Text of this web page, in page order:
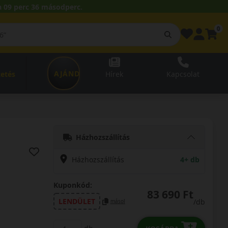
09 perc 35 másodperc.
AJÁNDÉKUTALVÁNY
Házhozszállítás
Házhozszállítás 4+ db
Kuponkód:
LENDÜLET
másol 83 690 Ft
/db